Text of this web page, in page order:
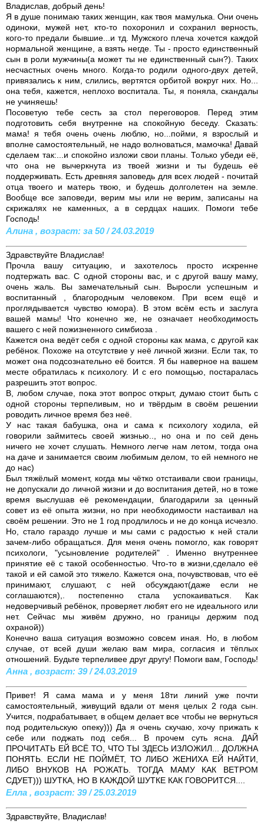
Владислав, добрый день!
Я в душе понимаю таких женщин, как твоя мамулька. Они очень
одиноки, мужей нет, кто-то похоронил и сохранил верность,
кого-то предали бывшие...и тд. Мужского плеча хочется каждой
нормальной женщине, а взять негде. Ты - просто единственный
сын в роли мужчины(а может ты не единственный сын?). Таких
несчастных очень много. Когда-то родили одного-двух детей,
привязались к ним, слились, вертятся орбитой вокруг них. Но...
она тебя, кажется, неплохо воспитала. Ты, я поняла, скандалы
не учиняешь!
Посоветую тебе сесть за стол переговоров. Перед этим
подготовить себя внутренне на спокойную беседу. Сказать:
мама! я тебя очень очень люблю, но...пойми, я взрослый и
вполне самостоятельный, не надо волноваться, мамочка! Давай
сделаем так:...и спокойно изложи свои планы. Только убеди её,
что она не вычеркнута из твоей жизни и ты будешь её
поддерживать. Есть древняя заповедь для всех людей - почитай
отца твоего и матерь твою, и будешь долголетен на земле.
Вообще все заповеди, верим мы или не верим, записаны на
скрижалях не каменных, а в сердцах наших. Помоги тебе
Господь!
Алина , возраст: за 50 / 24.03.2019
Здравствуйте Владислав!
Прочла вашу ситуацию, и захотелось просто искренне
подтержать вас. С одной стороны вас, и с другой вашу маму,
очень жаль. Вы замечательный сын. Выросли успешным и
воспитанный , благородным человеком. При всем ещё и
проглядывается чувство юмора). В этом всём есть и заслуга
вашей мамы! Что конечно же, не означает необходимость
вашего с ней пожизненного симбиоза .
Кажется она ведёт себя с одной стороны как мама, с другой как
ребёнок. Похоже на отсутствие у неё личной жизни. Если так, то
может она подсознательно её боится. Я бы наверное на вашем
месте обратилась к психологу. И с его помощью, постаралась
разрешить этот вопрос.
В, любом случае, пока этот вопрос открыт, думаю стоит быть с
одной стороны терпеливым, но и твёрдым в своём решении
роводить личное время без неё.
У нас такая бабушка, она и сама к психологу ходила, ей
говорили займитесь своей жизнью.., но она и по сей день
ничего не хочет слушать. Немного легче нам летом, тогда она
на даче и занимается своим любимым делом, то ей немного не
до нас)
Был тяжёлый момент, когда мы чётко отстаивали свои границы,
не допускали до личной жизни и до воспитания детей, но в тоже
время выслушав её рекомендации, благодарили за ценный
совет из её опыта жизни, но при необходимости настаивал на
своём решении. Это не 1 год продлилось и не до конца исчезло.
Но, стало гараздо лучше и мы сами с радостью к ней стали
зачем-либо обращаться. Для меня очень помогло, как говорят
психологи, "усыновление родителей" . Именно внутреннее
принятие её с такой особенностью. Что-то в жизни,сделало её
такой и ей самой это тяжело. Кажется она, почувствовав, что её
принимают, слушают, с ней обсуждают(даже если не
соглашаются),. постепенно стала успокаиваться. Как
недоверчивый ребёнок, проверяет любят его не идеального или
нет. Сейчас мы живём дружно, но границы держим под
охраной))
Конечно ваша ситуация возможно совсем иная. Но, в любом
случае, от всей души желаю вам мира, согласия и тёплых
отношений. Будьте терпеливее друг другу! Помоги вам, Господь!
Анна , возраст: 39 / 24.03.2019
Привет! Я сама мама и у меня 18ти линий уже почти
самостоятельный, живущий вдали от меня целых 2 года сын.
Учится, подрабатывает, в общем делает все чтобы не вернуться
под родительскую опеку))) Да я очень скучаю, хочу прижать к
себе или поджать под себя... В прочем суть ясна. ДАЙ
ПРОЧИТАТЬ ЕЙ ВСЁ ТО, ЧТО ТЫ ЗДЕСЬ ИЗЛОЖИЛ... ДОЛЖНА
ПОНЯТЬ. ЕСЛИ НЕ ПОЙМЁТ, ТО ЛИБО ЖЕНИХА ЕЙ НАЙТИ,
ЛИБО ВНУКОВ НА РОЖАТЬ. ТОГДА МАМУ КАК ВЕТРОМ
СДУЕТ))) ШУТКА, НО В КАЖДОЙ ШУТКЕ КАК ГОВОРИТСЯ....
Елла , возраст: 39 / 25.03.2019
Здравствуйте, Владислав!